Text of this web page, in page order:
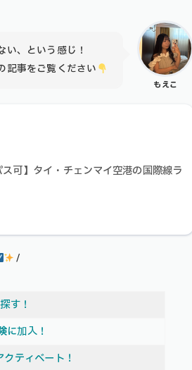
もえこ
、という感じ！
記事をご覧ください
ス可】タイ・チェンマイ空港の国際線ラ
/
す！
に加入！
クティベート！